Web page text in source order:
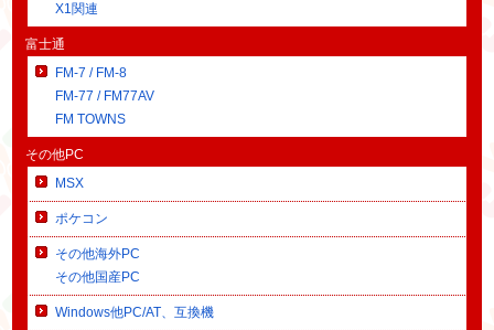
X1関連
富士通
FM-7 / FM-8
FM-77 / FM77AV
FM TOWNS
その他PC
MSX
ポケコン
その他海外PC
その他国産PC
Windows他PC/AT、互換機